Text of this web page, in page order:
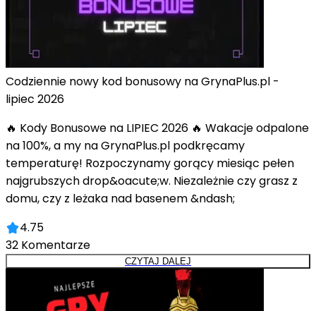
Codziennie nowy kod bonusowy na GrynaPlus.pl -
lipiec 2026
🔥 Kody Bonusowe na LIPIEC 2026 🔥 Wakacje odpalone
na 100%, a my na GrynaPlus.pl podkręcamy
temperaturę! Rozpoczynamy gorący miesiąc pełen
najgrubszych drop&oacute;w. Niezależnie czy grasz z
domu, czy z leżaka nad basenem &ndash;
4.75
32 Komentarze
CZYTAJ DALEJ